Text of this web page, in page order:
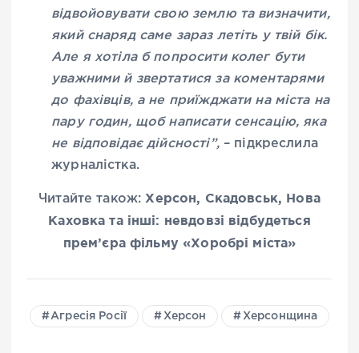
відвойовувати свою землю та визначити,
який снаряд саме зараз летіть у твій бік.
Але я хотіла б попросити колег бути
уважними й звертатися за коментарями
до фахівців, а не приїжджати на міста на
пару годин, щоб написати сенсацію, яка
не відповідає дійсності”,– підкреслила
журналістка.
Читайте також: Херсон, Скадовськ, Нова
Каховка та інші: невдовзі відбудеться
прем’єра фільму «Хоробрі міста»
Агресія Росії Херсон Херсонщина